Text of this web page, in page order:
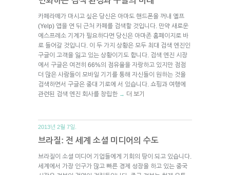
카페라떼가 마시고 싶은 당신은 아마도 핸드폰을 꺼내 옐프
(Yelp) 앱을 연 뒤 근처 카페를 검색할 것입니다. 만약 새로운
에스프레소 기계가 필요하다면 당신은 아마존 홈페이지로 바
로 들어갈 것입니다. 이 두 가지 상황은 모두 최대 검색 엔진인
구글이 고객을 잃고 있는 상황이기도 합니다. 검색 엔진 시장
에서 구글은 여전히 66%의 점유율을 자랑하고 있지만 점점
더 많은 사람들이 모바일 기기를 통해 자신들이 원하는 것을
검색하면서 구글은 중대 기로에 서 있습니다. 쇼핑과 여행에
관련된 검색 엔진 회사를 창립한 → 더 보기
2013년 2월 7일.
브라질: 전 세계 소셜 미디어의 수도
브라질이 소셜 미디어 기업들에게 기회의 땅이 되고 있습니다.
세계에서 가장 인구가 많고 빠른 경제 성장을 하고 있는 중국